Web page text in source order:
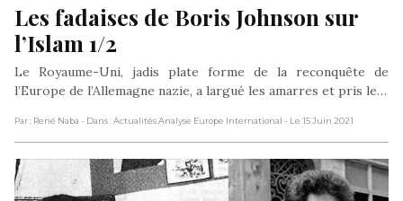
Les fadaises de Boris Johnson sur
l’Islam 1/2
Le Royaume-Uni, jadis plate forme de la reconquête de
l’Europe de l’Allemagne nazie, a largué les amarres et pris le…
Par : René Naba - Dans : Actualités Analyse Europe International - Le 15 Juin 2021